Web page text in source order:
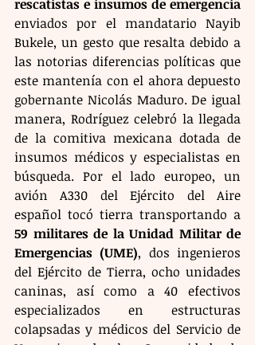
rescatistas e insumos de emergencia
enviados por el mandatario Nayib
Bukele, un gesto que resalta debido a
las notorias diferencias políticas que
este mantenía con el ahora depuesto
gobernante Nicolás Maduro. De igual
manera, Rodríguez celebró la llegada
de la comitiva mexicana dotada de
insumos médicos y especialistas en
búsqueda. Por el lado europeo, un
avión A330 del Ejército del Aire
59 militares de la Unidad Militar de
Emergencias (UME), dos ingenieros
del Ejército de Tierra, ocho unidades
caninas, así como a 40 efectivos
especializados en estructuras
colapsadas y médicos del Servicio de